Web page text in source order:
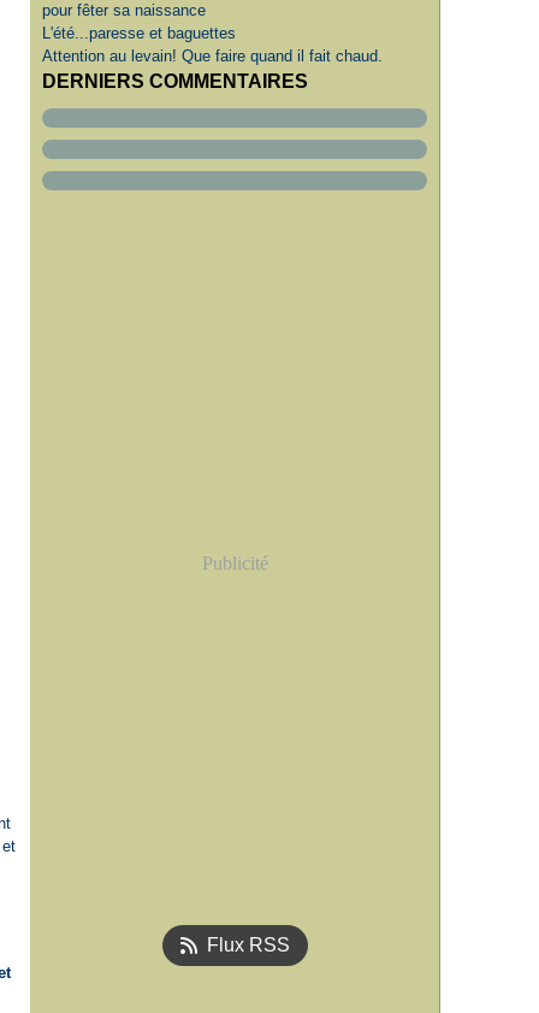
pour fêter sa naissance
L'été...paresse et baguettes
Attention au levain! Que faire quand il fait chaud.
DERNIERS COMMENTAIRES
Publicité
Flux RSS